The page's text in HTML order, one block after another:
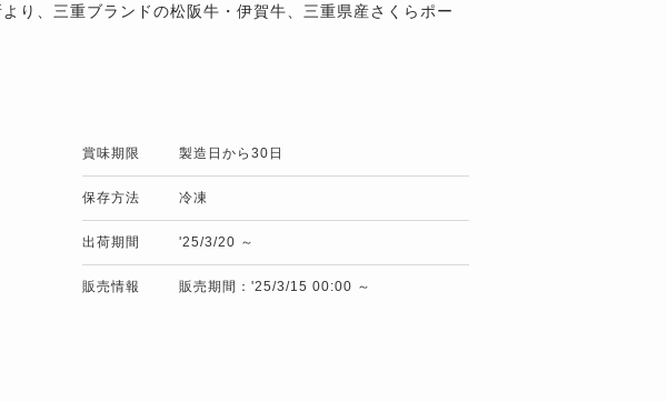
り、三重ブランドの松阪牛・伊賀牛、三重県産さくらポー
賞味期限 製造日から30日
保存方法 冷凍
出荷期間 '25/3/20 ～
販売情報 販売期間：'25/3/15 00:00 ～